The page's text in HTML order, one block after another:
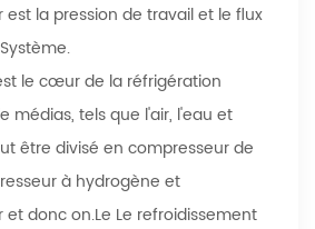
est la pression de travail et le flux
le cœur de la réfrigération
médias, tels que l'air, l'eau et
être divisé en compresseur de
à hydrogène et
donc on.Le Le refroidissement